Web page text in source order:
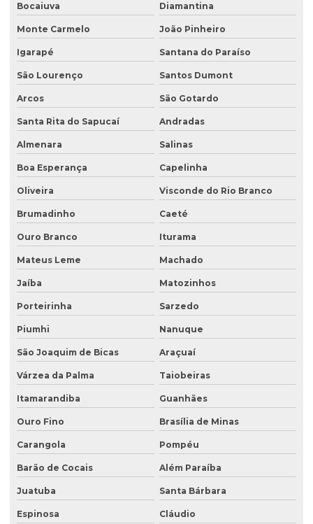
Gerenciamento de efluentes
Instalação de tanques de combustíveis subterrâneos
Investigação ambiental
Investigação ambiental confirmatória
Investigação ambiental detalhada
Investigação ambiental preliminar
Investigação confirmatória
Investigação confirmatória de passivo ambiental
Investigação detalhada de passivo ambiental
Laboratório de análise de água
Laboratório de análise de efluentes
Laudo hidrogeológico
Laudo de passivo ambiental
Licenciamento ambiental de aterro sanitário
Licenciamento ambiental para atividades agropecuárias
Licenciamento ambiental de atividades rurais
Licenciamento ambiental de barragens
Licenciamento ambiental condomínio residencial
Bocaiuva Diamantina
Monte Carmelo João Pinheiro
Igarapé Santana do Paraíso
São Lourenço Santos Dumont
Arcos São Gotardo
Santa Rita do Sapucaí Andradas
Almenara Salinas
Boa Esperança Capelinha
Oliveira Visconde do Rio Branco
Brumadinho Caeté
Ouro Branco Iturama
Mateus Leme Machado
Jaíba Matozinhos
Porteirinha Sarzedo
Piumhi Nanuque
São Joaquim de Bicas Araçuaí
Várzea da Palma Taiobeiras
Itamarandiba Guanhães
Ouro Fino Brasília de Minas
Carangola Pompéu
Barão de Cocais Além Paraíba
Juatuba Santa Bárbara
Espinosa Cláudio